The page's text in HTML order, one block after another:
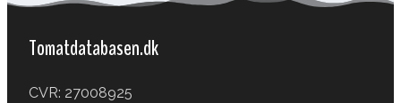
Tomatdatabasen.dk
CVR: 27008925